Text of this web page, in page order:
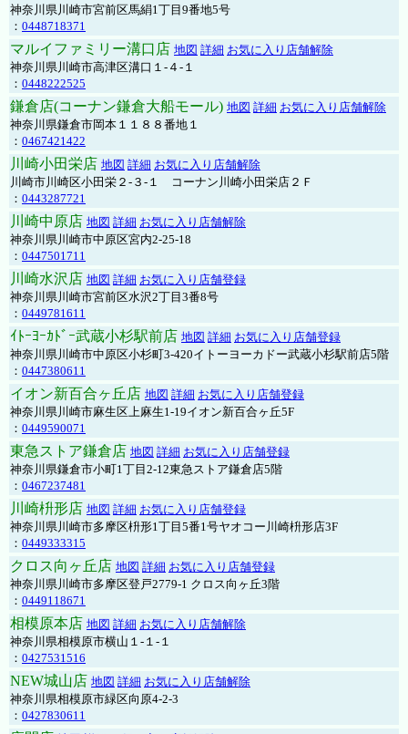
神奈川県川崎市宮前区馬絹1丁目9番地5号
： 0448718371
マルイファミリー溝口店 地図 詳細 お気に入り店舗解除
神奈川県川崎市高津区溝口１-４-１
： 0448222525
鎌倉店(コーナン鎌倉大船モール) 地図 詳細 お気に入り店舗解除
神奈川県鎌倉市岡本１１８８番地１
： 0467421422
川崎小田栄店 地図 詳細 お気に入り店舗解除
川崎市川崎区小田栄２‐３‐１ コーナン川崎小田栄店２Ｆ
： 0443287721
川崎中原店 地図 詳細 お気に入り店舗解除
神奈川県川崎市中原区宮内2-25-18
： 0447501711
川崎水沢店 地図 詳細 お気に入り店舗登録
神奈川県川崎市宮前区水沢2丁目3番8号
： 0449781611
ｲﾄｰﾖｰｶﾄﾞｰ武蔵小杉駅前店 地図 詳細 お気に入り店舗登録
神奈川県川崎市中原区小杉町3-420イトーヨーカドー武蔵小杉駅前店5階
： 0447380611
イオン新百合ヶ丘店 地図 詳細 お気に入り店舗登録
神奈川県川崎市麻生区上麻生1-19イオン新百合ヶ丘5F
： 0449590071
東急ストア鎌倉店 地図 詳細 お気に入り店舗登録
神奈川県鎌倉市小町1丁目2-12東急ストア鎌倉店5階
： 0467237481
川崎枡形店 地図 詳細 お気に入り店舗登録
神奈川県川崎市多摩区枡形1丁目5番1号ヤオコー川崎枡形店3F
： 0449333315
クロス向ヶ丘店 地図 詳細 お気に入り店舗登録
神奈川県川崎市多摩区登戸2779-1 クロス向ヶ丘3階
： 0449118671
相模原本店 地図 詳細 お気に入り店舗解除
神奈川県相模原市横山１-１-１
： 0427531516
NEW城山店 地図 詳細 お気に入り店舗解除
神奈川県相模原市緑区向原4-2-3
： 0427830611